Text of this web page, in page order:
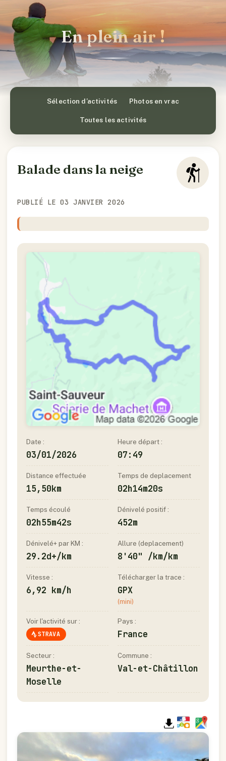
En plein air !
Sélection d’activités Photos en vrac
Toutes les activités
Balade dans la neige
PUBLIÉ LE 03 JANVIER 2026
Date :
03/01/2026
Heure départ :
07:49
Distance effectuée
15,50km
Temps de deplacement
02h14m20s
Temps écoulé
02h55m42s
Dénivelé positif :
452m
Dénivelé+ par KM :
29.2d+/km
Allure (deplacement)
8'40" /km/km
Vitesse :
6,92 km/h
Télécharger la trace :
GPX
(mini)
Voir l'activité sur :
STRAVA
Pays :
France
Secteur :
Meurthe-et-
Moselle
Commune :
Val-et-Châtillon